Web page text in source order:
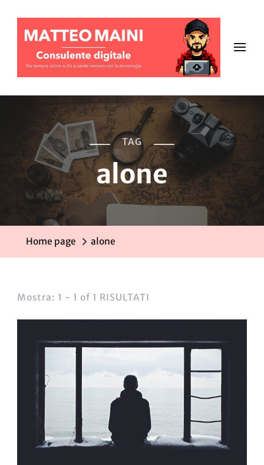
TAG
alone
Home page alone
Mostra: 1 - 1 of 1 RISULTATI